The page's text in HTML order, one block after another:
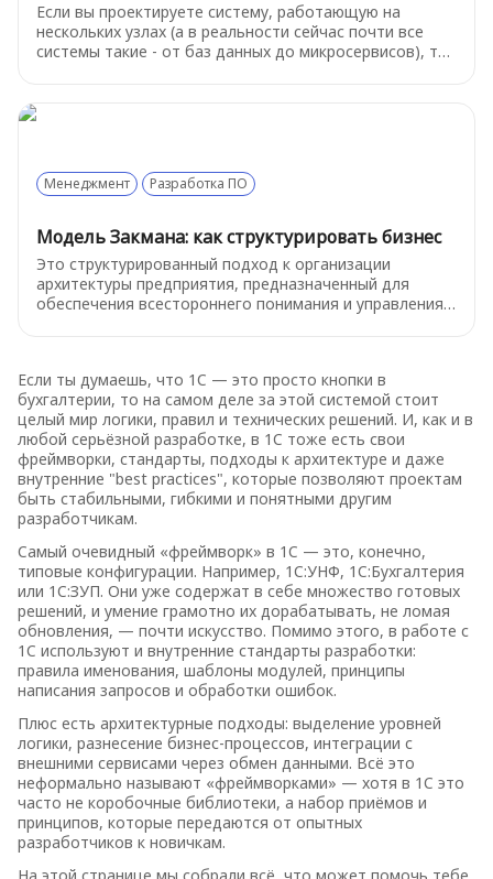
Если вы проектируете систему, работающую на
нескольких узлах (а в реальности сейчас почти все
системы такие - от баз данных до микросервисов), то
Менеджмент Разработка ПО
Модель Закмана: как структурировать бизнес
Это структурированный подход к организации
архитектуры предприятия, предназначенный для
обеспечения всестороннего понимания и управления
просматривать организацию с разных точек зрения.
Если ты думаешь, что 1С — это просто кнопки в
бухгалтерии, то на самом деле за этой системой стоит
целый мир логики, правил и технических решений. И, как и в
любой серьёзной разработке, в 1С тоже есть свои
фреймворки, стандарты, подходы к архитектуре и даже
внутренние "best practices", которые позволяют проектам
быть стабильными, гибкими и понятными другим
разработчикам.
Самый очевидный «фреймворк» в 1С — это, конечно,
типовые конфигурации. Например, 1С:УНФ, 1С:Бухгалтерия
или 1С:ЗУП. Они уже содержат в себе множество готовых
решений, и умение грамотно их дорабатывать, не ломая
обновления, — почти искусство. Помимо этого, в работе с
1С используют и внутренние стандарты разработки:
правила именования, шаблоны модулей, принципы
написания запросов и обработки ошибок.
Плюс есть архитектурные подходы: выделение уровней
логики, разнесение бизнес-процессов, интеграции с
внешними сервисами через обмен данными. Всё это
неформально называют «фреймворками» — хотя в 1С это
часто не коробочные библиотеки, а набор приёмов и
принципов, которые передаются от опытных
разработчиков к новичкам.